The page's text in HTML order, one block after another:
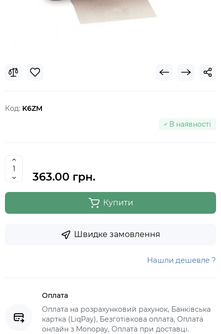
Код: K6ZM
В наявності
363.00 грн.
Купити
Швидке замовлення
Нашли дешевле ?
Оплата
Оплата на розрахунковий рахунок, Банківська
картка (LiqPay), Безготівкова оплата, Оплата
онлайн з Monopay, Оплата при доставці.